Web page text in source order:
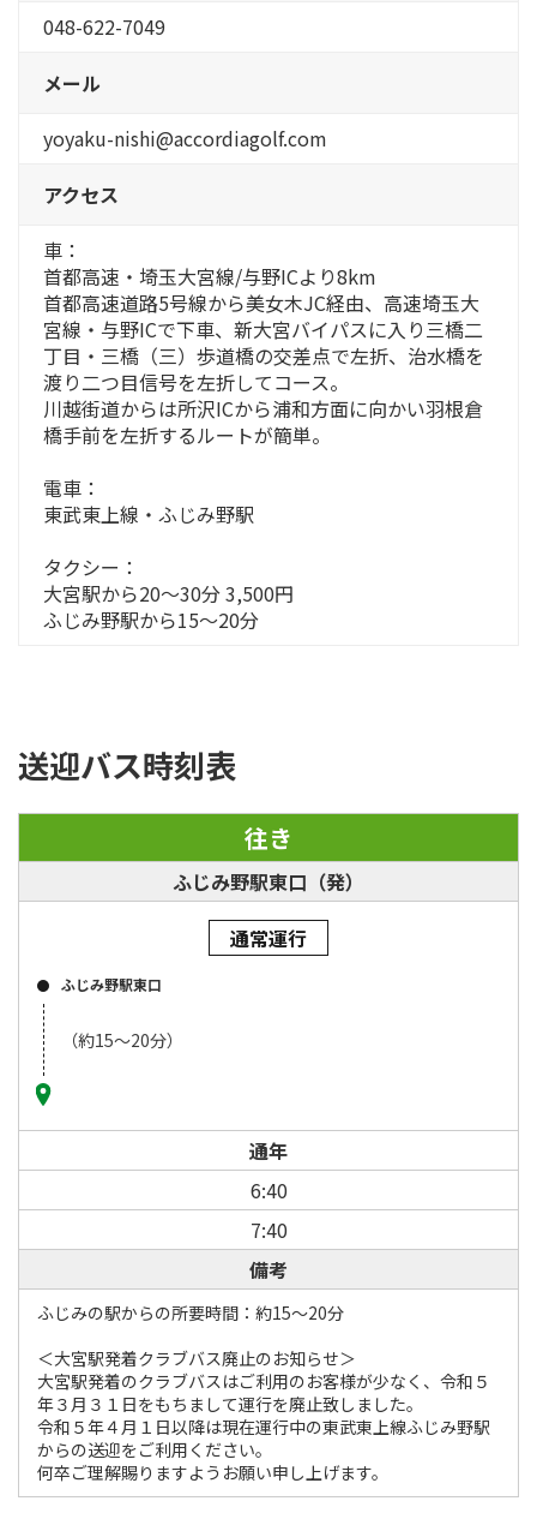
048-622-7049
メール
yoyaku-nishi@accordiagolf.com
アクセス
車：
首都高速・埼玉大宮線/与野ICより8km
首都高速道路5号線から美女木JC経由、高速埼玉大
宮線・与野ICで下車、新大宮バイパスに入り三橋二
丁目・三橋（三）歩道橋の交差点で左折、治水橋を
渡り二つ目信号を左折してコース。
川越街道からは所沢ICから浦和方面に向かい羽根倉
橋手前を左折するルートが簡単。
電車：
東武東上線・ふじみ野駅
タクシー：
大宮駅から20～30分 3,500円
ふじみ野駅から15～20分
送迎バス時刻表
往き
ふじみ野駅東口（発）
通常運行
ふじみ野駅東口
（約15～20分）
通年
6:40
7:40
備考
ふじみの駅からの所要時間：約15～20分
＜大宮駅発着クラブバス廃止のお知らせ＞
大宮駅発着のクラブバスはご利用のお客様が少なく、令和５
年３月３１日をもちまして運行を廃止致しました。
令和５年４月１日以降は現在運行中の東武東上線ふじみ野駅
からの送迎をご利用ください。
何卒ご理解賜りますようお願い申し上げます。